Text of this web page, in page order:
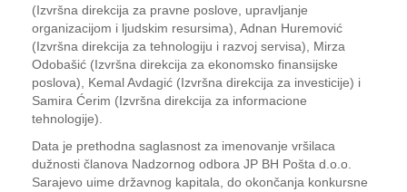
(Izvršna direkcija za pravne poslove, upravljanje
organizacijom i ljudskim resursima), Adnan Huremović
(Izvršna direkcija za tehnologiju i razvoj servisa), Mirza
Odobašić (Izvršna direkcija za ekonomsko finansijske
poslova), Kemal Avdagić (Izvršna direkcija za investicije) i
Samira Ćerim (Izvršna direkcija za informacione
tehnologije).
Data je prethodna saglasnost za imenovanje vršilaca
dužnosti članova Nadzornog odbora JP BH Pošta d.o.o.
Sarajevo uime državnog kapitala, do okončanja konkursne